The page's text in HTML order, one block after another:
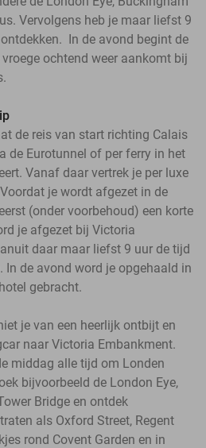
Vervolgens heb je maar liefst 9
In de avond begint de
ochtend weer aankomt bij
de reis van start richting Calais
de Eurotunnel of per ferry in het
Vanaf daar vertrek je per luxe
je wordt afgezet in de
(onder voorbehoud) een korte
je afgezet bij Victoria
daar maar liefst 9 uur de tijd
In de avond word je opgehaald in
gebracht.
je van een heerlijk ontbijt en
naar Victoria Embankment.
middag alle tijd om Londen
bijvoorbeeld de London Eye,
Bridge en ontdek
als Oxford Street, Regent
rond Covent Garden en in